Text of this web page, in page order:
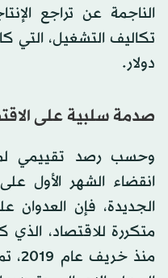
الناجمة عن تراجع
دولار.
صدمة سلبية على
وحسب رصد تقييمي
انقضاء الشهر الأول
الجديدة، فإن
متكررة للاقتصاد، الذي
منذ